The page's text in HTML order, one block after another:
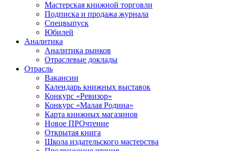
Мастерская книжной торговли
Подписка и продажа журнала
Спецвыпуск
Юбилей
Аналитика
Аналитика рынков
Отраслевые доклады
Отрасль
Вакансии
Календарь книжных выставок
Конкурс «Ревизор»
Конкурс «Малая Родина»
Карта книжных магазинов
Новое ПРОчтение
Открытая книга
Школа издательского мастерства